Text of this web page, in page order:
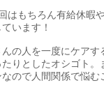
はもちろん有給休暇
います！
の人を一度にケアす
りとしたオシゴト。
ので人間関係で悩む